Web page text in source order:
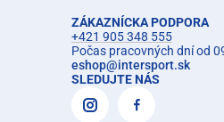
ZÁKAZNÍCKA PODPORA
+421 905 348 555
Počas pracovných dní od
eshop@intersport.sk
SLEDUJTE NÁS